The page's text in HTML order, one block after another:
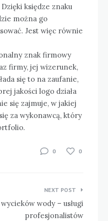
księdze znaku
można go
Jest więc równie
znak firmowy
firmy, jej wizerunek,
się to na zaufanie,
jakości logo działa
się zajmuje, w jakiej
za wykonawcą, który
0 0
NEXT POST
wody – usługi
profesjonalistów